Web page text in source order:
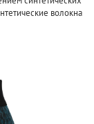
волокна